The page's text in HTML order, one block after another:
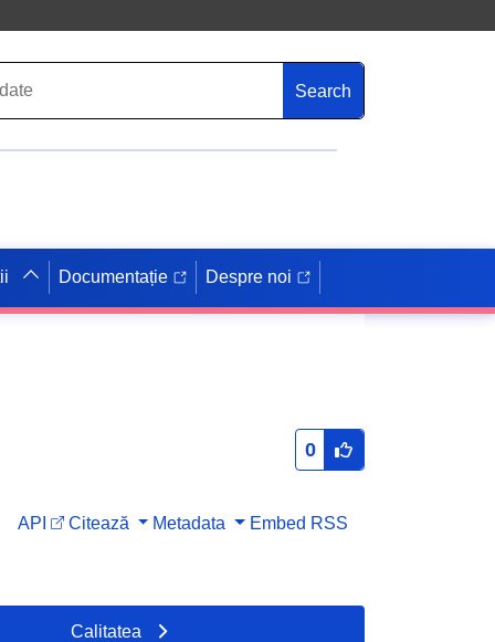
Search
Documentație Despre noi
0
API Citează Metadata Embed RSS
Calitatea